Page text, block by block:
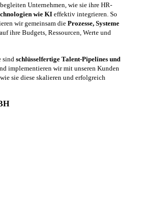
Unternehmen, wie sie ihre HR-
wie KI effektiv integrieren. So
wir gemeinsam die Prozesse, Systeme
ihre Budgets, Ressourcen, Werte und
sind schlüsselfertige Talent-Pipelines und
implementieren wir mit unseren Kunden
sie diese skalieren und erfolgreich